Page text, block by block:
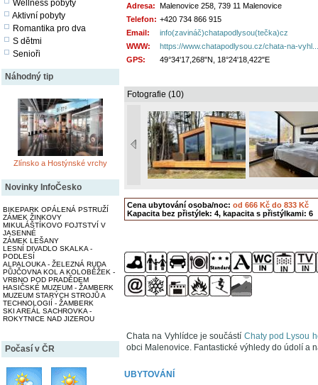
Wellness pobyty
Aktivní pobyty
Romantika pro dva
S dětmi
Senioři
Náhodný tip
Zlínsko a Hostýnské vrchy
Novinky InfoČesko
BIKEPARK OPÁLENÁ PSTRUŽÍ
ZÁMEK ŽINKOVY
MIKULÁŠTÍKOVO FOJTSTVÍ V
JASENNÉ
ZÁMEK LEŠANY
LESNÍ DIVADLO SKALKA -
PODLESÍ
ALPALOUKA - ŽELEZNÁ RUDA
PŮJČOVNA KOL A KOLOBĚŽEK -
VRBNO POD PRADĚDEM
HASIČSKÉ MUZEUM - ŽAMBERK
MUZEUM STARÝCH STROJŮ A
TECHNOLOGIÍ - ŽAMBERK
SKI AREÁL SACHROVKA -
ROKYTNICE NAD JIZEROU
Počasí v ČR
Adresa: Malenovice 258, 739 11 Malenovice
Telefon: +420 734 866 915
Email:
info(zavináč)chatapodlysou(tečka)cz
WWW:
https://www.chatapodlysou.cz/chata-na-vyhl...
GPS:
49°34'17,268"N, 18°24'18,422"E
Fotografie (10)
Cena ubytování osoba/noc: od 666 Kč do 833 Kč
Kapacita bez přistýlek: 4, kapacita s přistýlkami: 6
Chata na Vyhlídce je součástí Chaty pod Lysou
obci Malenovice. Fantastické výhledy do údolí a
UBYTOVÁNÍ